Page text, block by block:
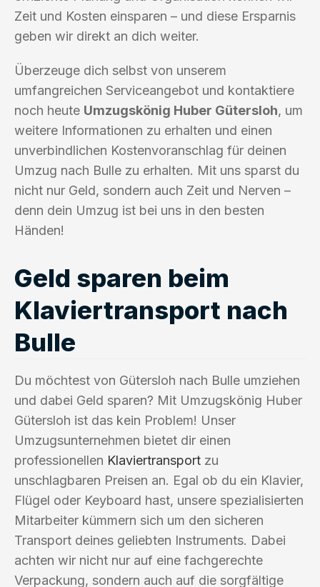
Zeit und Kosten einsparen – und diese Ersparnis
geben wir direkt an dich weiter.
Überzeuge dich selbst von unserem
umfangreichen Serviceangebot und kontaktiere
noch heute Umzugskönig Huber Gütersloh, um
weitere Informationen zu erhalten und einen
unverbindlichen Kostenvoranschlag für deinen
Umzug nach Bulle zu erhalten. Mit uns sparst du
nicht nur Geld, sondern auch Zeit und Nerven –
denn dein Umzug ist bei uns in den besten
Händen!
Geld sparen beim
Klaviertransport nach
Bulle
Du möchtest von Gütersloh nach Bulle umziehen
und dabei Geld sparen? Mit Umzugskönig Huber
Gütersloh ist das kein Problem! Unser
Umzugsunternehmen bietet dir einen
professionellen Klaviertransport zu
unschlagbaren Preisen an. Egal ob du ein Klavier,
Flügel oder Keyboard hast, unsere spezialisierten
Mitarbeiter kümmern sich um den sicheren
Transport deines geliebten Instruments. Dabei
achten wir nicht nur auf eine fachgerechte
Verpackung, sondern auch auf die sorgfältige